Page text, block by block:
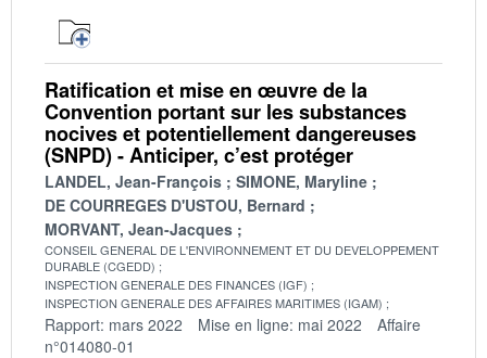
Ratification et mise en œuvre de la
Convention portant sur les substances
nocives et potentiellement dangereuses
(SNPD) - Anticiper, c’est protéger
LANDEL, Jean-François
SIMONE, Maryline
DE COURREGES D'USTOU, Bernard
MORVANT, Jean-Jacques
CONSEIL GENERAL DE L'ENVIRONNEMENT ET DU DEVELOPPEMENT
DURABLE (CGEDD)
INSPECTION GENERALE DES FINANCES (IGF)
INSPECTION GENERALE DES AFFAIRES MARITIMES (IGAM)
Rapport: mars 2022 Mise en ligne: mai 2022
Affaire
n°014080-01